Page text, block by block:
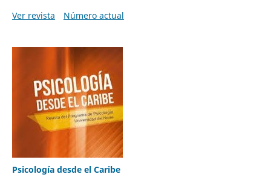
Ver revista Número actual
Psicología desde el Caribe